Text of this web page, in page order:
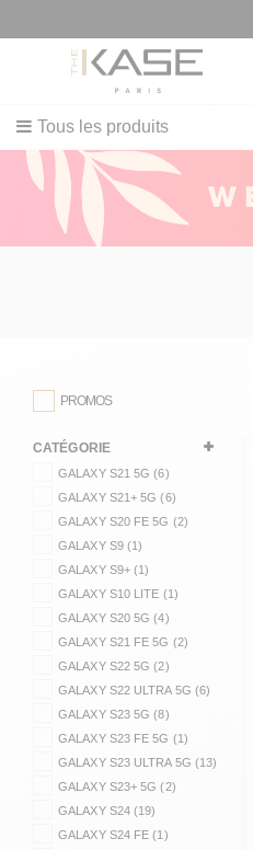
Tous les produits
PROMOS
CATÉGORIE
GALAXY S21 5G (6)
GALAXY S21+ 5G (6)
GALAXY S20 FE 5G (2)
GALAXY S9 (1)
GALAXY S9+ (1)
GALAXY S10 LITE (1)
GALAXY S20 5G (4)
GALAXY S21 FE 5G (2)
GALAXY S22 5G (2)
GALAXY S22 ULTRA 5G (6)
GALAXY S23 5G (8)
GALAXY S23 FE 5G (1)
GALAXY S23 ULTRA 5G (13)
GALAXY S23+ 5G (2)
GALAXY S24 (19)
GALAXY S24 FE (1)